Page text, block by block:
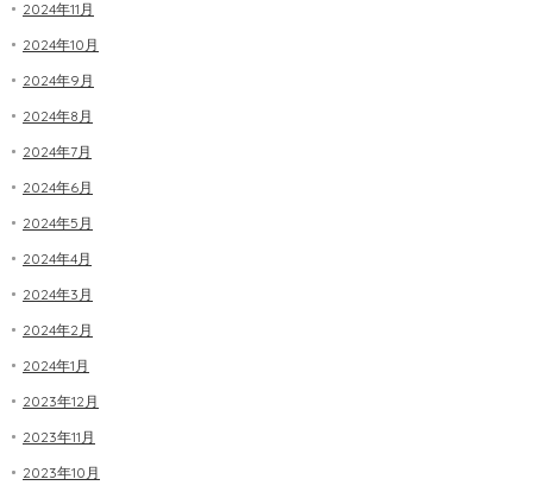
2024年11月
2024年10月
2024年9月
2024年8月
2024年7月
2024年6月
2024年5月
2024年4月
2024年3月
2024年2月
2024年1月
2023年12月
2023年11月
2023年10月